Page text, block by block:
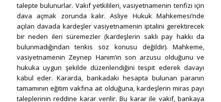
talepte bulunurlar. Vakıf yetkilileri, vasiyetnamenin tenfizi için
dava açmak zorunda kalır. Asliye Hukuk Mahkemesi’nde
açılan davada kardeşler vasiyetnamenin iptalini gerektirecek
bir neden ileri süremezler (kardeşlerin saklı pay hakkı da
bulunmadığından tenkis söz konusu değildir). Mahkeme,
vasiyetnamenin Zeynep Hanım’ın son arzusu olduğunu ve
hukuka uygun şekilde düzenlendiğini tespit ederek davayı
kabul eder. Kararda, bankadaki hesapta bulunan paranın
tamamının eğitim vakfına ait olduğuna, kardeşlerin miras payı
taleplerinin reddine karar verilir. Bu karar ile vakıf, bankaya